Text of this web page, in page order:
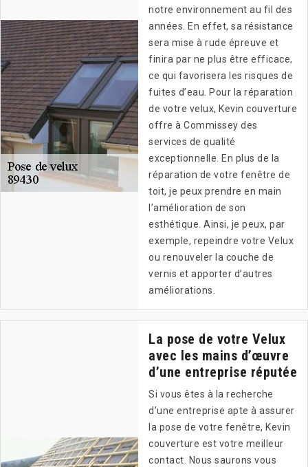
notre environnement au fil des
années. En effet, sa résistance
sera mise à rude épreuve et
finira par ne plus être efficace,
ce qui favorisera les risques de
fuites d’eau. Pour la réparation
de votre velux, Kevin couverture
offre à Commissey des
services de qualité
exceptionnelle. En plus de la
réparation de votre fenêtre de
toit, je peux prendre en main
l’amélioration de son
esthétique. Ainsi, je peux, par
exemple, repeindre votre Velux
ou renouveler la couche de
vernis et apporter d’autres
améliorations.
La pose de votre Velux
avec les mains d’œuvre
d’une entreprise réputée
Si vous êtes à la recherche
d’une entreprise apte à assurer
la pose de votre fenêtre, Kevin
couverture est votre meilleur
contact. Nous saurons vous